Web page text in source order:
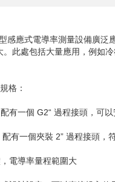
感應式電導率測量設備廣泛
。此處包括大量應用，例如
格：
有一個 G2“ 過程接頭，可以
配有一個夾裝 2” 過程接頭，
電導率量程範圍大